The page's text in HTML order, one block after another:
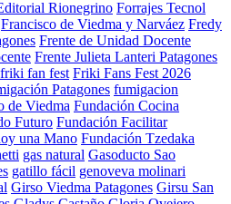
Rionegrino Forrajes Tecnol
Francisco de Viedma y Narváez Fredy
Frente de Unidad Docente
Frente Julieta Lanteri Patagones
friki fan fest Friki Fans Fest 2026
Patagones fumigacion
de Viedma Fundación Cocina
Futuro Fundación Facilitar
una Mano Fundación Tzedaka
gas natural Gasoducto Sao
gatillo fácil genoveva molinari
Girso Viedma Patagones Girsu San